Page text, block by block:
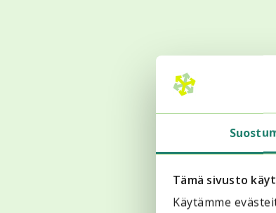
Tämä sivusto
Käytämme